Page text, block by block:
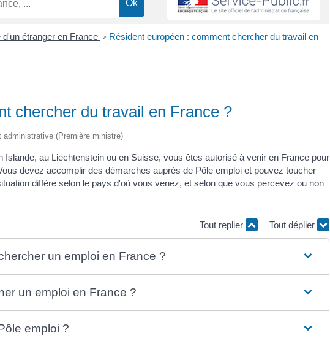
d'un étranger en France > Résident européen : comment chercher du travail en
chercher du travail en France ?
(Première ministre)
Islande, au Liechtenstein ou en Suisse, vous êtes autorisé à venir en France pour
devez accomplir des démarches auprès de Pôle emploi et pouvez toucher
diffère selon le pays d'où vous venez, et selon que vous percevez ou non
Tout replier Tout déplier
un emploi en France ?
un emploi en France ?
emploi ?